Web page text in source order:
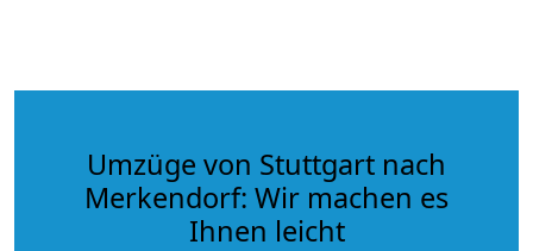
Umzüge von Stuttgart nach
Merkendorf: Wir machen es
Ihnen leicht